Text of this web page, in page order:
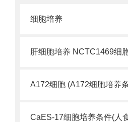
细胞培养
A172细胞 (A172细胞培养
CaES-17细胞培养条件(人